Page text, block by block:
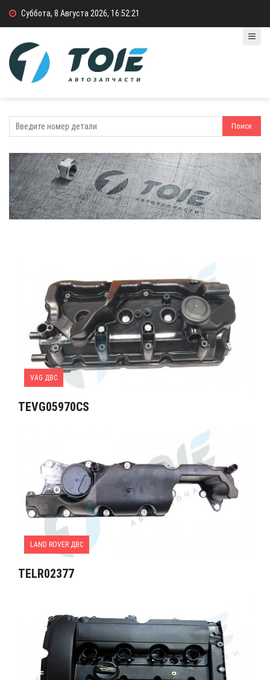
Суббота, 8 Августа 2026, 16:52:21
VAG ДВС
TEVG05970CS
LAND ROVER ДВС
TELR02377